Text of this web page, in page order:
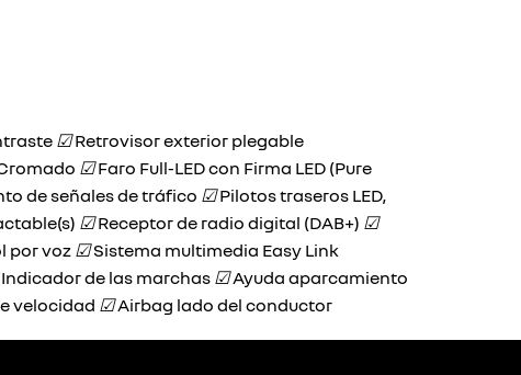
☑Retrovisor exterior plegable
☑Faro Full-LED con Firma LED (Pure
de señales de tráfico ☑Pilotos traseros LED,
☑Receptor de radio digital (DAB+) ☑
por voz ☑Sistema multimedia Easy Link
de las marchas☑Ayuda aparcamiento
velocidad ☑Airbag lado del conductor